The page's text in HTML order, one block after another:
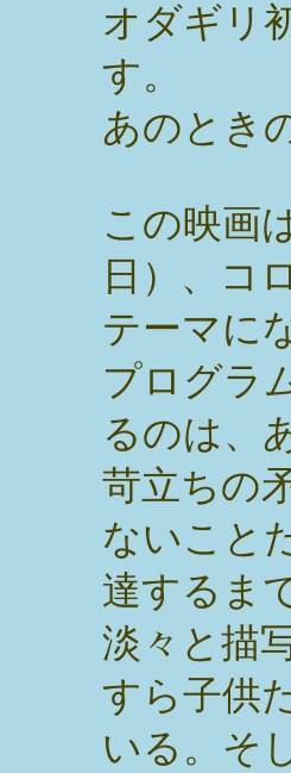
オダギリ
す。
あのとき
この映画
日）、コ
テーマに
プログラ
るのは、
苛立ちの
ないこと
達するま
淡々と描
すら子供
いる。そ